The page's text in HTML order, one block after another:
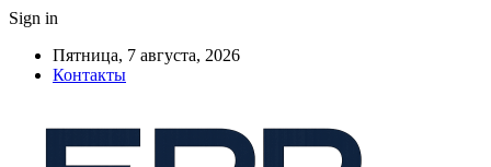
Sign in
Пятница, 7 августа, 2026
Контакты